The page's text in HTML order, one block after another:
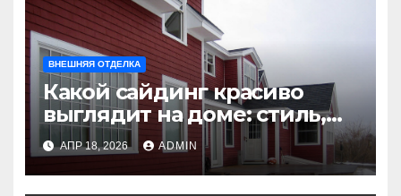
ВНЕШНЯЯ ОТДЕЛКА
Какой сайдинг красиво
выглядит на доме: стиль,
цвет и материалы, которые
подчеркнут вашу
архитектуру
АПР 18, 2026 ADMIN